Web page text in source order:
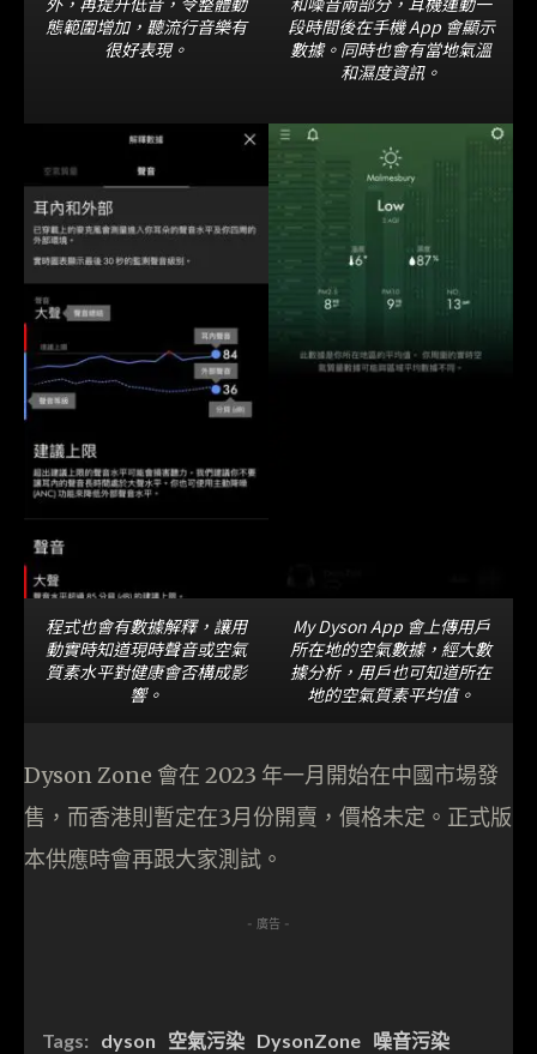
態範圍增加，聽流行音樂有
很好表現。
段時間後在手機 App 會顯示
數據。同時也會有當地氣溫
和濕度資訊。
程式也會有數據解釋，讓用
動實時知道現時聲音或空氣
質素水平對健康會否構成影
響。
My Dyson App 會上傳用戶
所在地的空氣數據，經大數
據分析，用戶也可知道所在
地的空氣質素平均值。
Dyson Zone 會在 2023 年一月開始在中國市場發
售，而香港則暫定在3月份開賣，價格未定。正式版
本供應時會再跟大家測試。
- 廣告 -
Tags: dyson 空氣污染 DysonZone 噪音污染